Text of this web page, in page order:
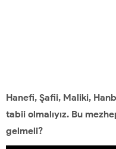
Hanefi, Şafii, Maliki,
tabii olmalıyız. Bu
gelmeli?